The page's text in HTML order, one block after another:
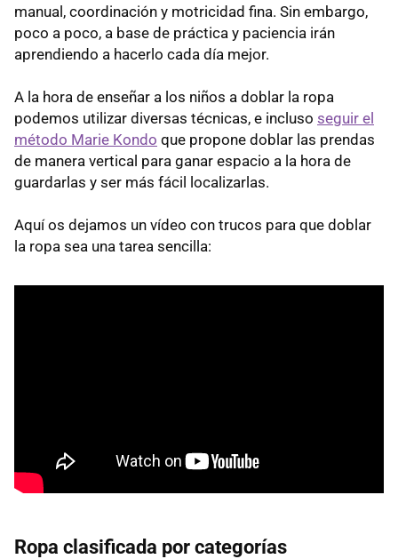
manual, coordinación y motricidad fina. Sin embargo,
poco a poco, a base de práctica y paciencia irán
aprendiendo a hacerlo cada día mejor.
A la hora de enseñar a los niños a doblar la ropa
podemos utilizar diversas técnicas, e incluso seguir el
método Marie Kondo que propone doblar las prendas
de manera vertical para ganar espacio a la hora de
guardarlas y ser más fácil localizarlas.
Aquí os dejamos un vídeo con trucos para que doblar
la ropa sea una tarea sencilla:
Ropa clasificada por categorías